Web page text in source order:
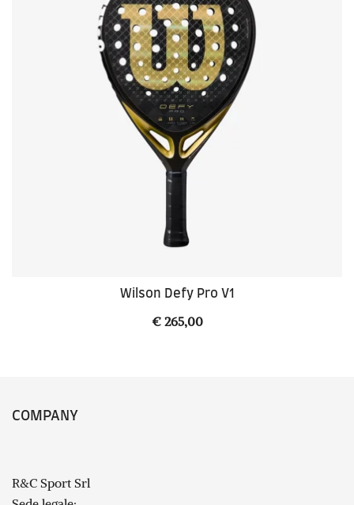
Wilson Defy Pro V1
€265,00
COMPANY
R&C Sport Srl